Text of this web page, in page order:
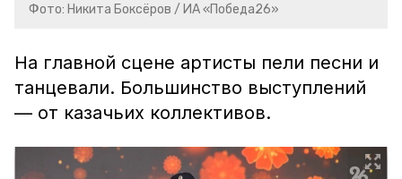
Фото: Никита Боксёров / ИА «Победа26»
На главной сцене артисты пели песни и
танцевали. Большинство выступлений
— от казачьих коллективов.